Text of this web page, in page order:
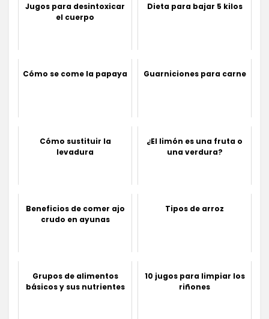
Jugos para desintoxicar
el cuerpo
Dieta para bajar 5 kilos
Cómo se come la papaya Guarniciones para carne
Cómo sustituir la
levadura
¿El limón es una fruta o
una verdura?
Beneficios de comer ajo
crudo en ayunas
Tipos de arroz
Grupos de alimentos
básicos y sus nutrientes
10 jugos para limpiar los
riñones